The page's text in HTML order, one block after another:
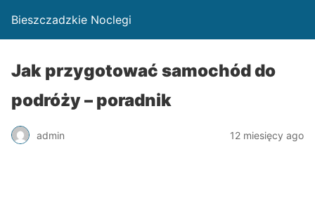
Bieszczadzkie Noclegi
Jak przygotować samochód do
podróży – poradnik
admin 12 miesięcy ago